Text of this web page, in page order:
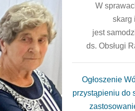
W
skarg
jest
ds. Obsługi
Ogłoszenie
przystąpieniu do